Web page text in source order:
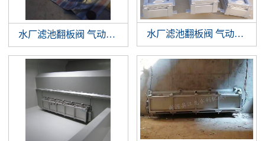
水厂滤池翻板阀 气动翻板阀